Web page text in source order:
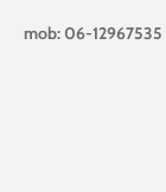
mob: 06-12967535